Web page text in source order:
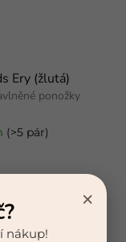
Ery (žlutá)
ponožky
(>5 pár)
×
nákup!